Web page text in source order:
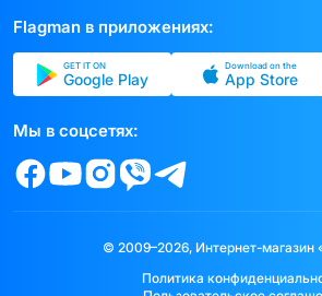
Flagman в приложениях:
GET IT ON
Google Play
Download on the
App Store
Мы в соцсетях:
© 2009–2026, Интернет-магазин
Политика